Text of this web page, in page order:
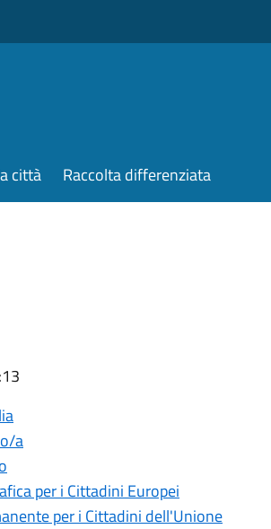
città Raccolta differenziata
a
per i Cittadini Europei
per i Cittadini dell'Unione